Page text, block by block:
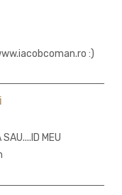
:)
MEU